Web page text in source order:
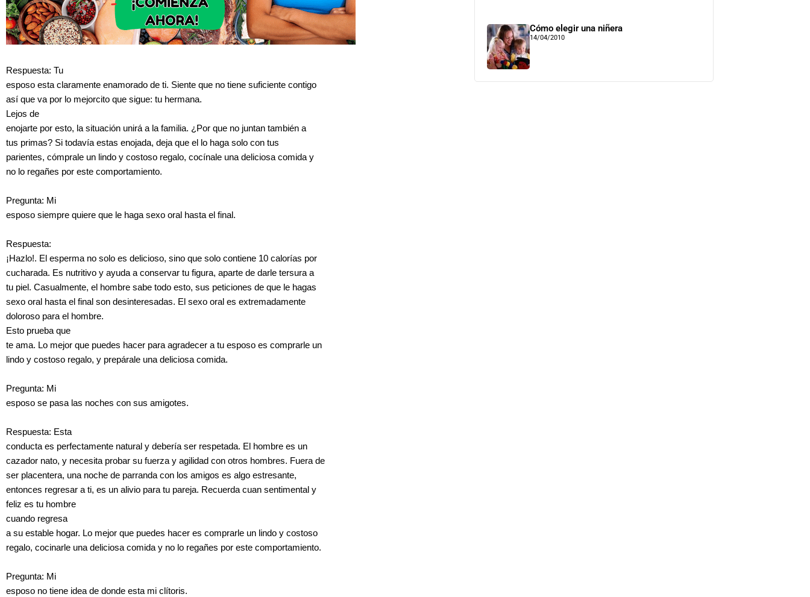
Respuesta: Tu
esposo esta claramente enamorado de ti. Siente que no tiene suficiente contigo
así que va por lo mejorcito que sigue: tu hermana.
Lejos de
enojarte por esto, la situación unirá a la familia. ¿Por que no juntan también a
tus primas? Si todavía estas enojada, deja que el lo haga solo con tus
parientes, cómprale un lindo y costoso regalo, cocínale una deliciosa comida y
no lo regañes por este comportamiento.
Pregunta: Mi
esposo siempre quiere que le haga sexo oral hasta el final.
Respuesta:
¡Hazlo!. El esperma no solo es delicioso, sino que solo contiene 10 calorías por
cucharada. Es nutritivo y ayuda a conservar tu figura, aparte de darle tersura a
tu piel. Casualmente, el hombre sabe todo esto, sus peticiones de que le hagas
sexo oral hasta el final son desinteresadas. El sexo oral es extremadamente
doloroso para el hombre.
Esto prueba que
te ama. Lo mejor que puedes hacer para agradecer a tu esposo es comprarle un
lindo y costoso regalo, y prepárale una deliciosa comida.
Pregunta: Mi
esposo se pasa las noches con sus amigotes.
Respuesta: Esta
conducta es perfectamente natural y debería ser respetada. El hombre es un
cazador nato, y necesita probar su fuerza y agilidad con otros hombres. Fuera de
ser placentera, una noche de parranda con los amigos es algo estresante,
entonces regresar a ti, es un alivio para tu pareja. Recuerda cuan sentimental y
feliz es tu hombre
cuando regresa
a su estable hogar. Lo mejor que puedes hacer es comprarle un lindo y costoso
regalo, cocinarle una deliciosa comida y no lo regañes por este comportamiento.
Pregunta: Mi
esposo no tiene idea de donde esta mi clítoris.
Cómo elegir una niñera
14/04/2010